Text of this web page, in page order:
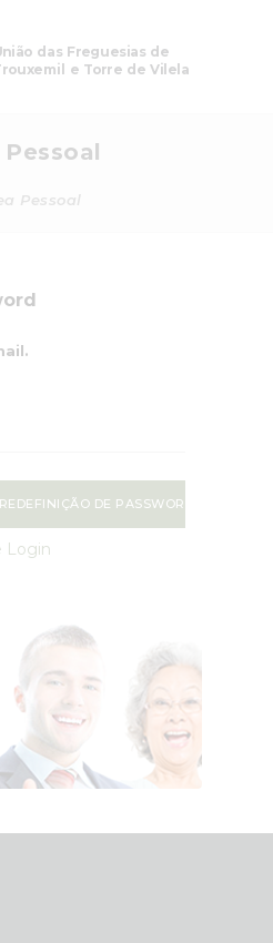
das Freguesias de
e Torre de Vilela
Pessoal
DE PASSWORD
Login